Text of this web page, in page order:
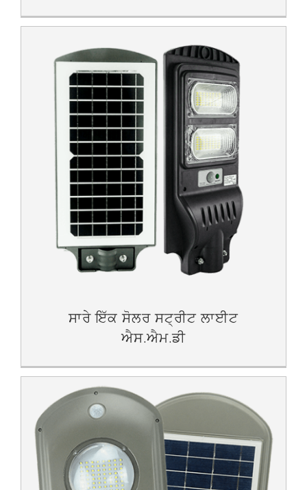
ਸਾਰੇ ਇੱਕ ਸੋਲਰ ਸਟ੍ਰੀਟ ਲਾਈਟ
ਐਸ.ਐਮ.ਡੀ